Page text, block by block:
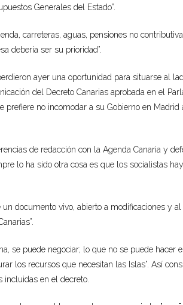
Generales del Estado”.
carreteras, aguas, pensiones no
debería ser su prioridad”.
ayer una oportunidad para situarse al
del Decreto Canarias aprobada en el
prefiere no incomodar a su Gobierno en Madrid
de redacción con la Agenda Canaria y
lo ha sido otra cosa es que los socialistas
documento vivo, abierto a modificaciones y al
se puede negociar; lo que no se puede hacer
los recursos que necesitan las Islas”. Así
incluidas en el decreto.